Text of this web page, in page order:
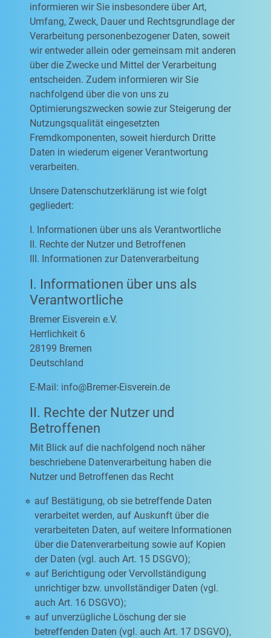
informieren wir Sie insbesondere über Art,
Umfang, Zweck, Dauer und Rechtsgrundlage der
Verarbeitung personenbezogener Daten, soweit
wir entweder allein oder gemeinsam mit anderen
über die Zwecke und Mittel der Verarbeitung
entscheiden. Zudem informieren wir Sie
nachfolgend über die von uns zu
Optimierungszwecken sowie zur Steigerung der
Nutzungsqualität eingesetzten
Fremdkomponenten, soweit hierdurch Dritte
Daten in wiederum eigener Verantwortung
verarbeiten.
Unsere Datenschutzerklärung ist wie folgt
gegliedert:
I. Informationen über uns als Verantwortliche
II. Rechte der Nutzer und Betroffenen
III. Informationen zur Datenverarbeitung
I. Informationen über uns als
Verantwortliche
Bremer Eisverein e.V.
Herrlichkeit 6
28199 Bremen
Deutschland
E-Mail: info@Bremer-Eisverein.de
II. Rechte der Nutzer und
Betroffenen
Mit Blick auf die nachfolgend noch näher
beschriebene Datenverarbeitung haben die
Nutzer und Betroffenen das Recht
auf Bestätigung, ob sie betreffende Daten
verarbeitet werden, auf Auskunft über die
verarbeiteten Daten, auf weitere Informationen
über die Datenverarbeitung sowie auf Kopien
der Daten (vgl. auch Art. 15 DSGVO);
auf Berichtigung oder Vervollständigung
unrichtiger bzw. unvollständiger Daten (vgl.
auch Art. 16 DSGVO);
auf unverzügliche Löschung der sie
betreffenden Daten (vgl. auch Art. 17 DSGVO),